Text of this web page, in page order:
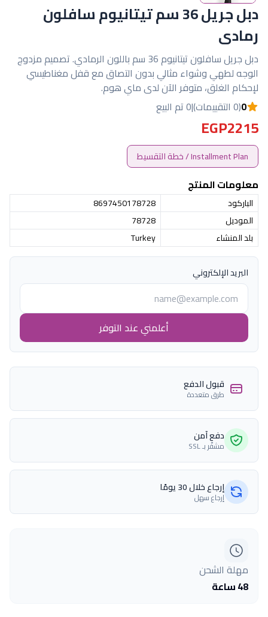
دبل جريل 36 سم تيتانيوم سافلون
رمادى
دبل جريل سافلون تيتانيوم 36 سم باللون الرمادي. تصميم مزدوج
الوجه لطهي وشواء مثالي بدون التصاق مع قفل مغناطيسي
لإحكام الغلق، متوفر الآن لدى ماي هوم.
0(0 التقييمات) |0 تم البيع
EGP2215
Installment Plan / خطة التقسيط
معلومات المنتج
الباركود
8697450178728
الموديل
78728
بلد المنشاء
Turkey
البريد الإلكتروني
أعلمني عند التوفر
قبول الدفع
طرق متعددة
دفع آمن
مشفّر بـ SSL
إرجاع خلال 30 يومًا
إرجاع سهل
مهلة الشحن
48 ساعة